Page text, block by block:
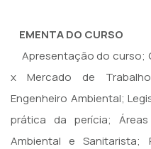
EMENTA DO CURSO
Apresentação do curso;
x Mercado de
Engenheiro Ambiental;
prática da perícia;
Ambiental e Sanitarista;